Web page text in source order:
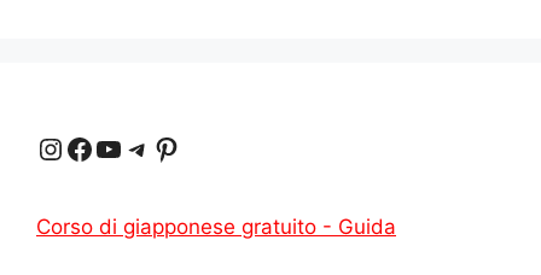
Instagram Facebook YouTube Telegram Pinterest
Corso di giapponese gratuito - Guida